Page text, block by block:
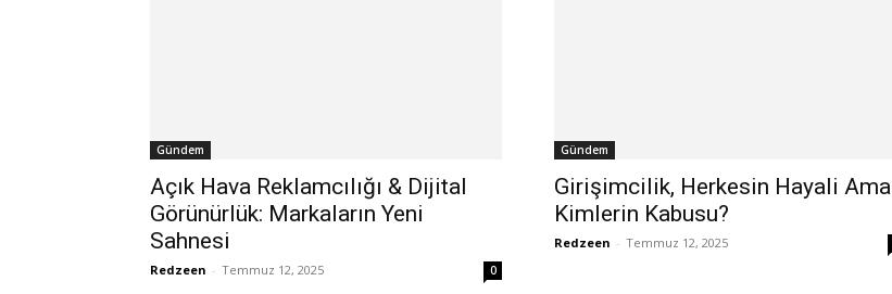
Gündem
Açık Hava Reklamcılığı & Dijital
Görünürlük: Markaların Yeni
Sahnesi
Redzeen - Temmuz 12, 2025 0
Gündem
Girişimcilik, Herkesin Hayali Ama
Kimlerin Kabusu?
Redzeen - Temmuz 12, 2025